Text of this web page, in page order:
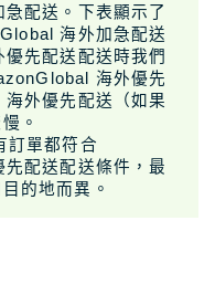
配送。下表顯示了
海外加急配送
先配送配送時我們
海外優先
外優先配送（如果
。
訂單都符合
配送配送條件，最
的地而異。